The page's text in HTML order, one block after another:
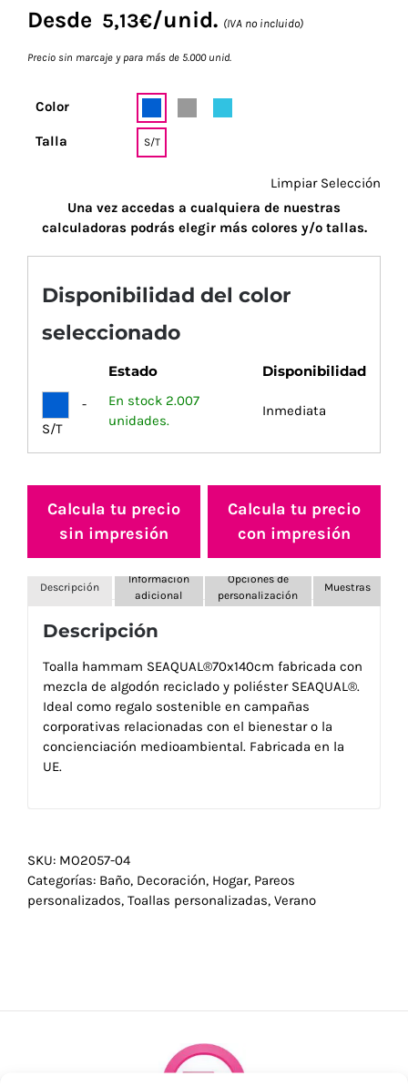
Desde 5,13€/unid. (IVA no incluido)
Precio sin marcaje y para más de 5.000 unid.
Color
Talla S/T
Limpiar Selección
Una vez accedas a cualquiera de nuestras
calculadoras podrás elegir más colores y/o tallas.
Disponibilidad del color
seleccionado
Estado Disponibilidad
-
S/T
En stock 2.007
unidades.
Inmediata
Calcula tu precio
sin impresión
Calcula tu precio
con impresión
Descripción
Información
adicional
Opciones de
personalización
Muestras
Descripción
Toalla hammam SEAQUAL®70x140cm fabricada con
mezcla de algodón reciclado y poliéster SEAQUAL®.
Ideal como regalo sostenible en campañas
corporativas relacionadas con el bienestar o la
concienciación medioambiental. Fabricada en la
UE.
SKU: MO2057-04
Categorías: Baño, Decoración, Hogar, Pareos
personalizados, Toallas personalizadas, Verano